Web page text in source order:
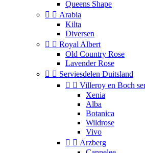
Queens Shape
  Arabia
Kilta
Diversen
  Royal Albert
Old Country Rose
Lavender Rose
  Serviesdelen Duitsland
  Villeroy en Boch
Xenia
Alba
Botanica
Wildrose
Vivo
  Arzberg